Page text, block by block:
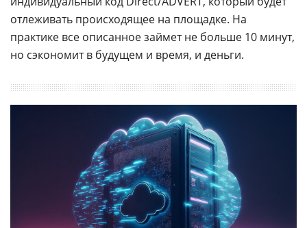
отлеживать происходящее на площадке. На
практике все описанное займет не больше 10 минут,
но сэкономит в будущем и время, и деньги.